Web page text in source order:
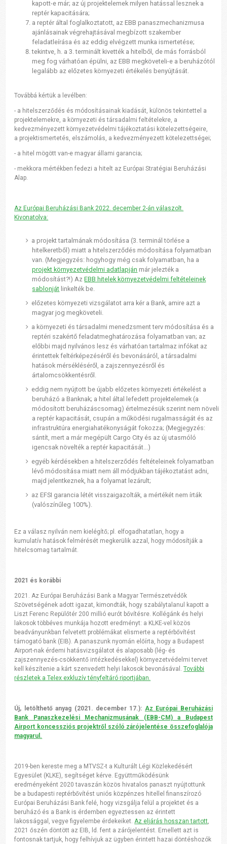
kapott-e már; az új projektelemek milyen hatással lesznek a
reptér kapacitására;
a reptér által foglalkoztatott, az EBB panaszmechanizmusa
ajánlásainak végrehajtásával megbízott szakember
feladatleírása és az eddig elvégzett munka ismertetése;
tekintve, h. a 3. terminált kivették a hitelből, de más forrásból
meg fog várhatóan épülni, az EBB megköveteli-e a beruházótól
legalább az előzetes környezeti értékelés benyújtását.
Továbbá kértük a levélben:
- a hitelszerződés és módosításainak kiadását, különös tekintettel a
projektelemekre, a környezeti és társadalmi feltételekre, a
kedvezményezett környezetvédelmi tájékoztatási kötelezettségeire,
a projektismertetés, elszámolás, a kedvezményezett kötelezettségei;
- a hitel mögött van-e magyar állami garancia;
- mekkora mértékben fedezi a hitelt az Európai Stratégiai Beruházási
Alap.
Az Európai Beruházási Bank 2022. december 2-án válaszolt.
Kivonatolva:
a projekt tartalmának módosítása (3. terminál törlése a
hitelkeretből) miatt a hitelszerződés módosítása folyamatban
van. (Megjegyzés: hogyhogy még csak folyamatban, ha a
projekt környezetvédelmi adatlapján már jelezték a
módosítást?!) AzEBB hitelek környezetvédelmi feltételeinek
sablonját linkelték be.
előzetes környezeti vizsgálatot arra kér a Bank, amire azt a
magyar jog megköveteli.
a környezeti és társadalmi menedzsment terv módosítása és a
reptéri szakértő feladatmeghatározása folyamatban van; az
előbbi majd nyilvános lesz és várhatóan tartalmaz infókat az
érintettek feltérképezéséről és bevonásáról, a társadalmi
hatások mérsékléséről, a zajszennyezésről és
ártalomcsökkentésről.
eddig nem nyújtott be újabb előzetes környezeti értékelést a
beruházó a Banknak; a hitel által lefedett projektelemek (a
módosított beruházáscsomag) értelmezésük szerint nem növeli
a reptér kapacitását, csupán a működési rugalmasságát és az
infrastruktúra energiahatékonyságát fokozza; (Megjegyzés:
sántít, mert a már megépült Cargo City és az új utasmóló
igencsak növelték a reptér kapacitását...)
egyéb kérdésekben a hitelszerződés feltételeinek folyamatban
lévő módosítása miatt nem áll módjukban tájékoztatást adni,
majd jelentkeznek, ha a folyamat lezárult;
az EFSI garancia létét visszaigazolták, a mértékét nem írták
(valószínűleg 100%).
Ez a válasz nyilván nem kielégítő; pl. elfogadhatatlan, hogy a
kumulatív hatások felmérését megkerülik azzal, hogy módosítják a
hitelcsomag tartalmát.
2021 és korábbi
2021. Az Európai Beruházási Bank a Magyar Természetvédők
Szövetségének adott igazat, kimondták, hogy szabálytalanul kapott a
Liszt Ferenc Repülőtér 200 millió eurót bővítésre. Kollégánk és helyi
lakosok többéves munkája hozott eredményt: a KLKE-vel közös
beadványunkban felvetett problémákat elismerte a reptérbővítést
támogató bank (EIB).A panaszunk nyomán előírta, hogy a Budapest
Airport-nak érdemi hatásvizsgálatot és alaposabb (lég- és
zajszennyezés-csökkentő intézkedésekkel) környezetvédelmi tervet
kell készítenie a kárt szenvedett helyi lakosok bevonásával.További
részletek a Telex exkluzív tényfeltáró riportjában.
Új, letölthető anyag (2021. december 17.): Az Európai Beruházási
Bank Panaszkezelési Mechanizmusának (EBB-CM) a Budapest
Airport koncessziós projektről szóló zárójelentése összefoglalója
magyarul.
2019-ben kereste meg a MTVSZ-t a Kulturált Légi Közlekedésért
Egyesület (KLKE), segítséget kérve. Együttműködésünk
eredményeként 2020 tavaszán közös hivatalos panaszt nyújtottunk
be a budapesti reptérbővítést uniós közpénzes hitellel finanszírozó
Európai Beruházási Bank felé, hogy vizsgálja felül a projektet és a
beruházó és a Bank is érdemben egyeztessen az érintett
lakossággal, vegye figyelembe érdekeiket.Az eljárás hosszan tartott,
2021 őszén döntött az EIB, ld. fent a zárójelentést. Emellett azt is
fontosnak tartjuk, hogy felhívjuk az ügyben érintett hazai döntéshozók